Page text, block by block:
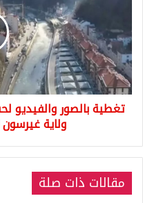
تسليم
منازل
المتضررين
في
ولاية
غيرسون
أردوغان
تغطية بالصور والفيديو
ولاية
مقالات ذات صلة